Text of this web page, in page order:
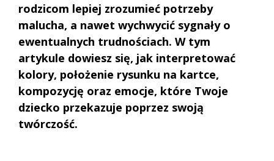
rodzicom lepiej zrozumieć potrzeby
malucha, a nawet wychwycić sygnały o
ewentualnych trudnościach. W tym
artykule dowiesz się, jak interpretować
kolory, położenie rysunku na kartce,
kompozycję oraz emocje, które Twoje
dziecko przekazuje poprzez swoją
twórczość.